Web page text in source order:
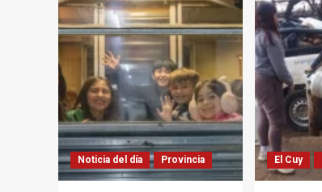
Noticia del día Provincia El Cuy